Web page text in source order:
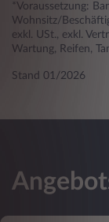
*Voraussetzung:
Wohnsitz/
exkl. USt., exkl.
Wartung, Reifen,
Stand 01/2026